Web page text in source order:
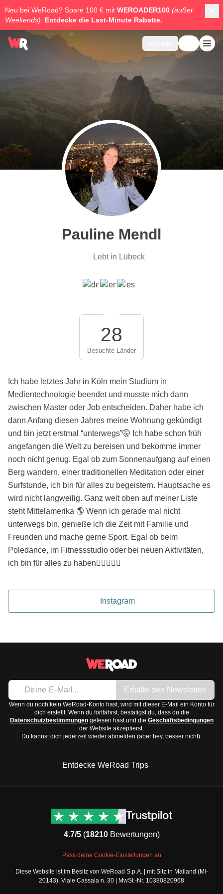
Neu bei WeRoad? Spare 100 € mit WEROADER100 (außer
Weekends).
Entdecke die Last-Minute Rabatte.
Pauline Mendl
Lebt in Lübeck
28
Besuchte Länder
Ich habe letztes Jahr in Köln mein Studium in
Medientechnologie beendet und musste mich dann
zwischen Master oder Job entscheiden. Daher habe ich
dann Anfang diesen Jahres meine Wohnung gekündigt
und bin jetzt erstmal “unterwegs”🤫 Ich habe schon früh
angefangen die Welt zu bereisen und bekomme immer
noch nicht genug. Egal ob zum Sonnenaufgang auf einen
Berg wandern, einer traditionellen Meditation oder einer
Surfstunde, ich bin für alles zu begeistern. Hauptsache es
wird nicht langweilig. Ganz weit oben auf meiner Liste
steht Mittelamerika 🌎 Wenn ich gerade mal nicht
unterwegs bin, genieße ich die Zeit mit Familie und
Freunden und mache gerne Sport. Egal ob beim
Poledance, im Fitnessstudio oder bei neuen Aktivitäten,
ich bin für alles zu haben🏄🏻‍♀️🧗‍♂️
Instagram
Erhalte den Newsletter!
Wenn du noch kein WeRoad-Konto hast, wird mit dieser E-Mail ein Konto für
dich erstellt. Wenn du fortfährst, bestätigst du, dass du die
Datenschutzbestimmungengelesen hast und die Geschäftsbedingungen
der Website akzeptierst.
Du kannst dich jederzeit wieder abmelden (aber hey, besser nicht).
Entdecke WeRoad Trips
Trustpilot Bewertungen
WeRoad Social Media
Facebook Gruppe
& Support
Kontaktiere uns
FAQs
Buchungsbedingungen
4.7/5(18210Bewertungen)
Pass deine Cookie-Einstellungen an
Diese Website ist im Besitz von WeRoad S.p.A. | mit Sitz in Mailand (Mi-
20143), Viale Cassala n. 30 | MwSt.-Nr. 10380820968